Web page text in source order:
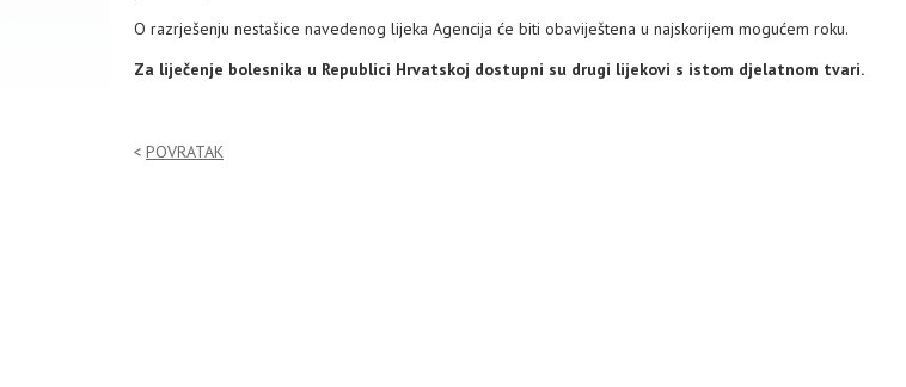
O razrješenju nestašice navedenog lijeka Agencija će biti obaviještena u najskorijem mogućem roku.
Za liječenje bolesnika u Republici Hrvatskoj dostupni su drugi lijekovi s istom djelatnom tvari.
POVRATAK